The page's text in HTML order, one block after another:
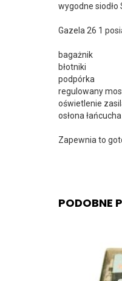
wygodne
Gazela 26 1
bagażnik
błotniki
podpórka
regulowany
oświetlenie
osłona łańcucha
Zapewnia to
PODOBNE